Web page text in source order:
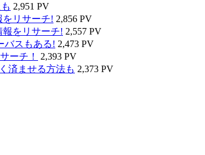
2,951 PV
をリサーチ! 2,856 PV
報をリサーチ! 2,557 PV
バスもある! 2,473 PV
ーチ！
2,393 PV
済ませる方法も 2,373 PV